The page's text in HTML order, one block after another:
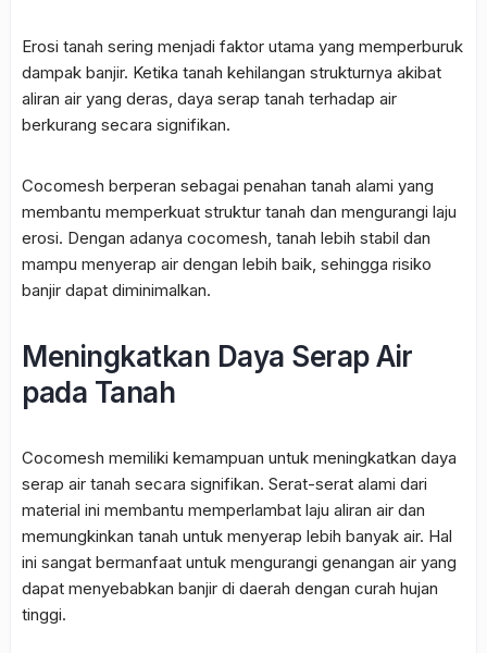
Erosi tanah sering menjadi faktor utama yang memperburuk
dampak banjir. Ketika tanah kehilangan strukturnya akibat
aliran air yang deras, daya serap tanah terhadap air
berkurang secara signifikan.
Cocomesh berperan sebagai penahan tanah alami yang
membantu memperkuat struktur tanah dan mengurangi laju
erosi. Dengan adanya cocomesh, tanah lebih stabil dan
mampu menyerap air dengan lebih baik, sehingga risiko
banjir dapat diminimalkan.
Meningkatkan Daya Serap Air
pada Tanah
Cocomesh memiliki kemampuan untuk meningkatkan daya
serap air tanah secara signifikan. Serat-serat alami dari
material ini membantu memperlambat laju aliran air dan
memungkinkan tanah untuk menyerap lebih banyak air. Hal
ini sangat bermanfaat untuk mengurangi genangan air yang
dapat menyebabkan banjir di daerah dengan curah hujan
tinggi.